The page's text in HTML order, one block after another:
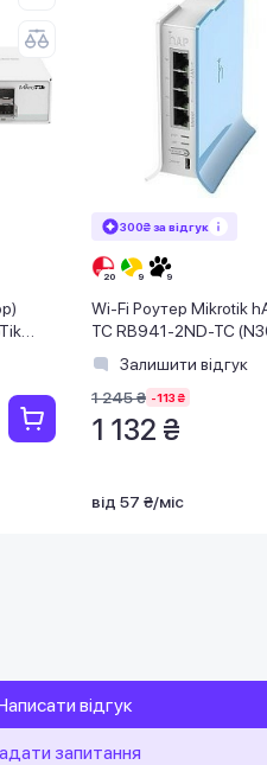
PoE,
300₴ за відгук
Wi-Fi Роутер Mikrotik
TC RB941-2ND-TC
650MHz/32Mb, 4x10/
Ethernet p
Залишити відгук
1 245 ₴ -113 ₴
1 132 ₴
від 57 ₴/міс
відгук
запитання